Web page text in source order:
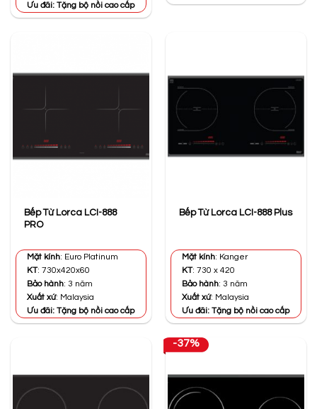
Ưu đãi: Tặng bộ nồi cao cấp
Bếp Từ Lorca LCI-888
PRO
Mặt kính: Euro Platinum
KT: 730x420x60
Bảo hành: 3 năm
Xuất xứ: Malaysia
Ưu đãi: Tặng bộ nồi cao cấp
Bếp Từ Lorca LCI-888 Plus
Mặt kính: Kanger
KT: 730 x 420
Bảo hành: 3 năm
Xuất xứ: Malaysia
Ưu đãi: Tặng bộ nồi cao cấp
-37%